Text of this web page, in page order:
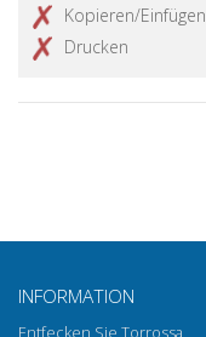
Kopieren/Einfügen
Drucken
INFORMATION